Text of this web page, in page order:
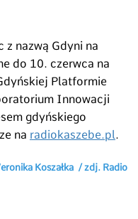
z nazwą Gdyni na
do 10. czerwca na
Platformie
Innowacji
gdyńskiego
na radiokaszebe.pl.
Koszałka / zdj. Radio